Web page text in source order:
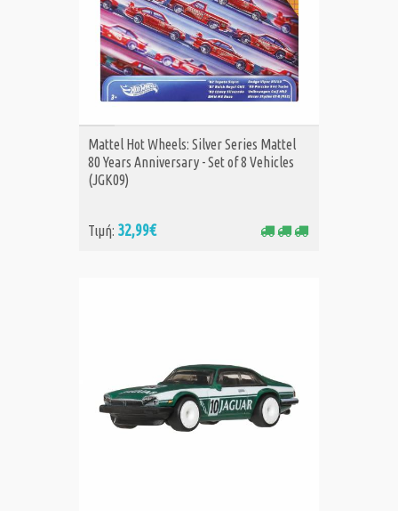
ΑΓΟΡΑ
Mattel Hot Wheels: Silver Series Mattel
80 Years Anniversary - Set of 8 Vehicles
(JGK09)
Τιμή: 32,99€